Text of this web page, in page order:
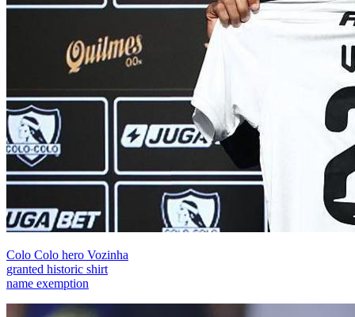
Colo Colo hero Vozinha
granted historic shirt
name exemption